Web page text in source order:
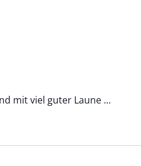
mit viel guter Laune ...